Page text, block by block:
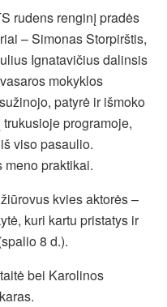
rudens renginį pradės
– Simonas Storpirštis,
Ignatavičius dalinsis
mokyklos
patyrė ir išmoko
programoje,
viso pasaulio.
praktikai.
kvies aktorės –
kuri kartu pristatys ir
8 d.).
bei Karolinos